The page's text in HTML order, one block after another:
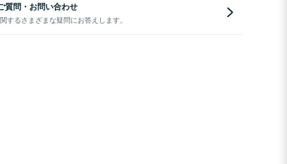
質問・お問い合わせ
するさまざまな疑問にお答えします。